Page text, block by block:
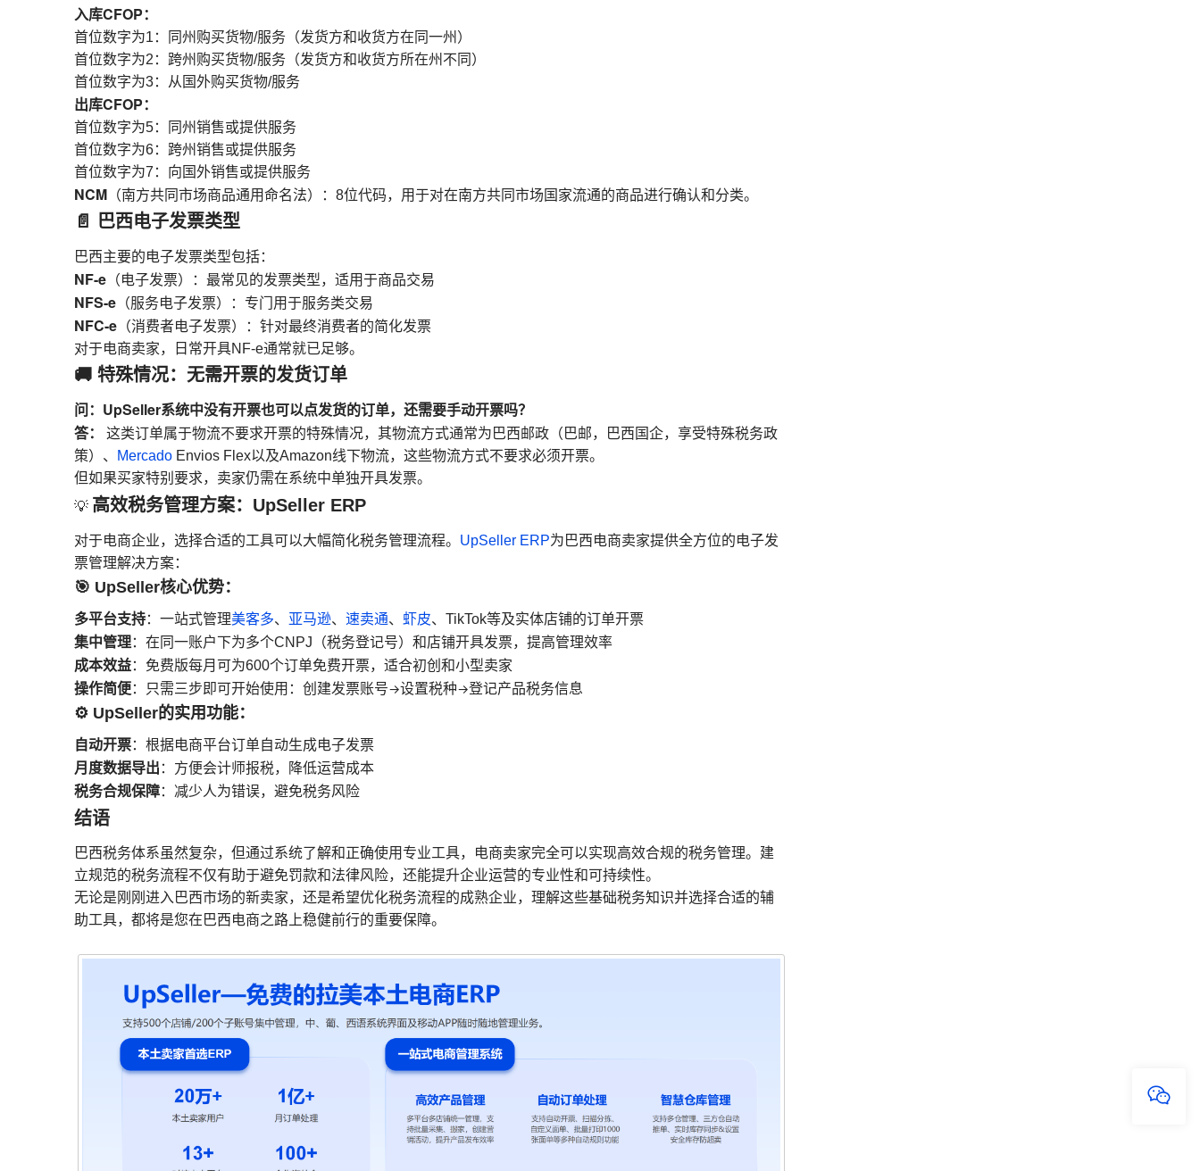
入库CFOP：
首位数字为1：同州购买货物/服务（发货方和收货方在同一州）
首位数字为2：跨州购买货物/服务（发货方和收货方所在州不同）
首位数字为3：从国外购买货物/服务
出库CFOP：
首位数字为5：同州销售或提供服务
首位数字为6：跨州销售或提供服务
首位数字为7：向国外销售或提供服务
NCM （南方共同市场商品通用命名法）：8位代码，用于对在南方共同市场国家流通的商品进行确认和分类。
📄 巴西电子发票类型
巴西主要的电子发票类型包括：
NF-e （电子发票）：最常见的发票类型，适用于商品交易
NFS-e （服务电子发票）：专门用于服务类交易
NFC-e （消费者电子发票）：针对最终消费者的简化发票
对于电商卖家，日常开具NF-e通常就已足够。
🚚 特殊情况：无需开票的发货订单
问：UpSeller系统中没有开票也可以点发货的订单，还需要手动开票吗？
答：
这类订单属于物流不要求开票的特殊情况，其物流方式通常为巴西邮政（巴邮，巴西国企，享受特殊税务政
策）、
Mercado Envios Flex以及Amazon线下物流，这些物流方式不要求必须开票。
但如果买家特别要求，卖家仍需在系统中单独开具发票。
💡 高效税务管理方案：UpSeller ERP
对于电商企业，选择合适的工具可以大幅简化税务管理流程。 UpSeller ERP为巴西电商卖家提供全方位的电子发
票管理解决方案：
🎯 UpSeller核心优势：
多平台支持：一站式管理美客多、 亚马逊、 速卖通、 虾皮、TikTok等及实体店铺的订单开票
集中管理：在同一账户下为多个CNPJ（税务登记号）和店铺开具发票，提高管理效率
成本效益：免费版每月可为600个订单免费开票，适合初创和小型卖家
操作简便：只需三步即可开始使用： 创建发票账号→设置税种→登记产品税务信息
⚙️ UpSeller的实用功能：
自动开票：根据电商平台订单自动生成电子发票
月度数据导出 ：方便会计师报税，降低运营成本
税务合规保障：减少人为错误，避免税务风险
结语
巴西税务体系虽然复杂，但通过系统了解和正确使用专业工具，电商卖家完全可以实现高效合规的税务管理。建
立规范的税务流程不仅有助于避免罚款和法律风险，还能提升企业运营的专业性和可持续性。
无论是刚刚进入巴西市场的新卖家，还是希望优化税务流程的成熟企业，理解这些基础税务知识并选择合适的辅
助工具，都将是您在巴西电商之路上稳健前行的重要保障。